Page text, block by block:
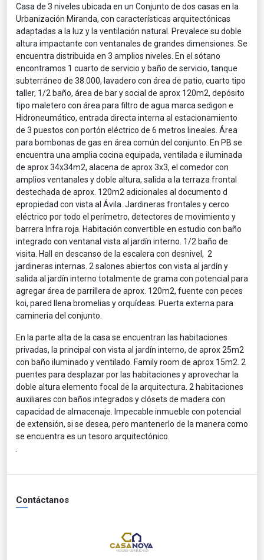
Casa de 3 niveles ubicada en un Conjunto de dos casas en la
Urbanización Miranda, con características arquitectónicas
adaptadas a la luz y la ventilación natural. Prevalece su doble
altura impactante con ventanales de grandes dimensiones. Se
encuentra distribuida en 3 amplios niveles. En el sótano
encontramos 1 cuarto de servicio y baño de servicio, tanque
subterráneo de 38.000, lavadero con área de patio, cuarto tipo
taller, 1/2 baño, área de bar y social de aprox 120m2, depósito
tipo maletero con área para filtro de agua marca sedigon e
Hidroneumático, entrada directa interna al estacionamiento
de 3 puestos con portón eléctrico de 6 metros lineales. Área
para bombonas de gas en área común del conjunto. En PB se
encuentra una amplia cocina equipada, ventilada e iluminada
de aprox 34x34m2, alacena de aprox 3x3, el comedor con
amplios ventanales y doble altura, salida a la terraza frontal
destechada de aprox. 120m2 adicionales al documento d
epropiedad con vista al Ávila. Jardineras frontales y cerco
eléctrico por todo el perímetro, detectores de movimiento y
barrera Infra roja. Habitación convertible en estudio con baño
integrado con ventanal vista al jardín interno. 1/2 baño de
visita. Hall en descanso de la escalera con desnivel, 2
jardineras internas. 2 salones abiertos con vista al jardín y
salida al jardín interno totalmente de grama con potencial para
agregar área de parrillera de aprox. 120m2, fuente con peces
koi, pared llena bromelias y orquídeas. Puerta externa para
camineria del conjunto.
En la parte alta de la casa se encuentran las habitaciones
privadas, la principal con vista al jardín interno, de aprox 25m2
con baño iluminado y ventilado. Family room de aprox 15m2. 2
puentes para desplazar por las habitaciones y aprovechar la
doble altura elemento focal de la arquitectura. 2 habitaciones
auxiliares con baños integrados y clósets de madera con
capacidad de almacenaje. Impecable inmueble con potencial
de extensión, si se desea, pero mantenerlo de la manera como
se encuentra es un tesoro arquitectónico.
Contáctanos